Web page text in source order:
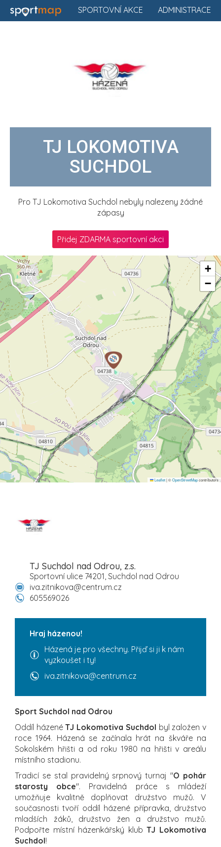
ADMINISTRACE
SPORTOVNÍ AKCE
TJ LOKOMOTIVA
SUCHDOL
Pro TJ Lokomotiva Suchdol nebyly nalezeny žádné
zápasy
Přidej ZDARMA sportovní akci
+
−
Leaflet|©OpenStreetMapcontributors
TJ Suchdol nad Odrou, z.s.
Sportovní ulice 74201, Suchdol nad Odrou
iva.zitnikova@centrum.cz
605569026
Hraj házenou!
Házená je pro všechny. Přijď si ji k nám
vyzkoušet i ty!
iva.zitnikova@centrum.cz
Sport Suchdol nad Odrou
Oddíl házenéTJ Lokomotiva Suchdol byl založen v
roce 1964. Házená se začínala hrát na škváře na
Sokolském hřišti a od roku 1980 na hřišti v areálu
místního stadionu.
Tradicí se stal pravidelný srpnový turnaj "O pohár
starosty obce". Pravidelná práce s mládeží
umožňuje kvalitně doplňovat družstvo mužů. V
současnosti tvoří oddíl házené přípravka, družstvo
mladších žáků, družstvo žen a družstvo mužů.
Podpořte místní házenkářský klubTJ Lokomotiva
Suchdol!